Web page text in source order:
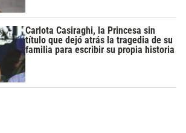
Carlota Casiraghi, la Princesa sin
título que dejó atrás la tragedia de su
familia para escribir su propia historia